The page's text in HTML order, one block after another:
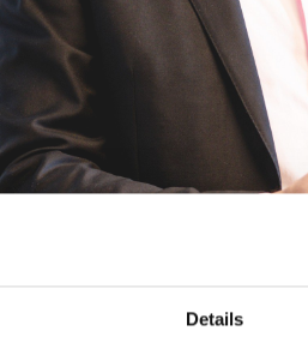
Details